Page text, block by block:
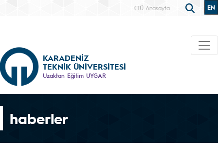
KTÜ Anasayfa EN
KARADENİZ
TEKNİK ÜNİVERSİTESİ
Uzaktan Eğitim UYGAR
haberler